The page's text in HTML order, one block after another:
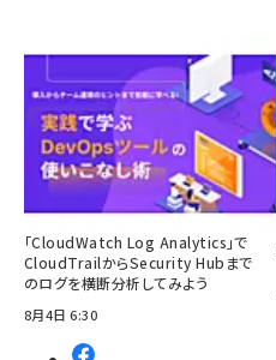
「CloudWatch Log Analytics」で
CloudTrailからSecurity Hubまで
のログを横断分析してみよう
8月4日 6:30